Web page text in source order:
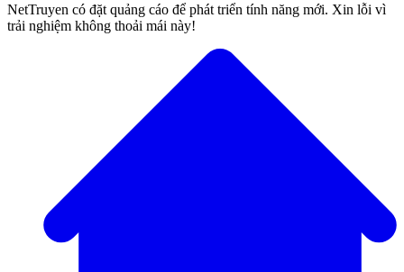
NetTruyen có đặt quảng cáo để phát triển tính năng mới. Xin lỗi vì
trải nghiệm không thoải mái này!